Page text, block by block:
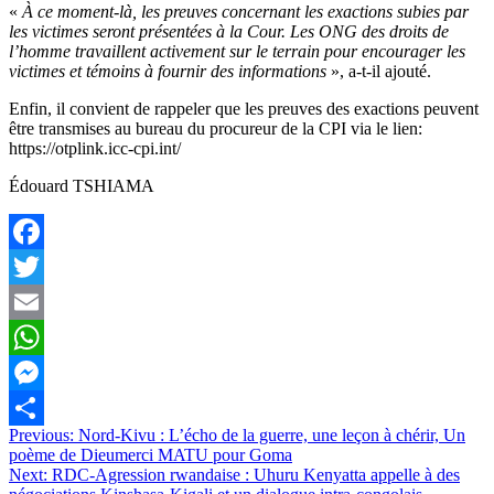
« À ce moment-là, les preuves concernant les exactions subies par
les victimes seront présentées à la Cour. Les ONG des droits de
l’homme travaillent activement sur le terrain pour encourager les
victimes et témoins à fournir des informations », a-t-il ajouté.
Enfin, il convient de rappeler que les preuves des exactions peuvent
être transmises au bureau du procureur de la CPI via le lien:
https://otplink.icc-cpi.int/
Édouard TSHIAMA
Facebook
Twitter
Email
WhatsApp
Messenger
Partager
Navigation
de
Previous: Nord-Kivu : L’écho de la guerre, une leçon à chérir, Un
poème de Dieumerci MATU pour Goma
Next: RDC-Agression rwandaise : Uhuru Kenyatta appelle à des